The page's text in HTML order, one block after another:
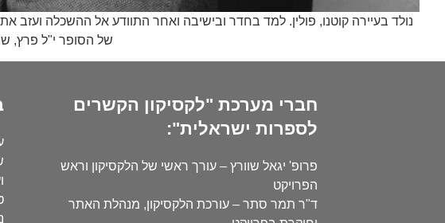
נולד בעיירה קוטנו, פולין. למד בחדר ובישיבה ואחר התוודע אל ההשכלה ועזב
של הסופר י"ל פרץ,
חברי מערכת "לקסיקון הקשרים
לספרות ישראלית":
פרופ' יגאל שוורץ – עורך ראשי של הלקסיקון וראש
הפרויקט
ד"ר תמר סתר – עורכת הלקסיקון, מנהלת האתר